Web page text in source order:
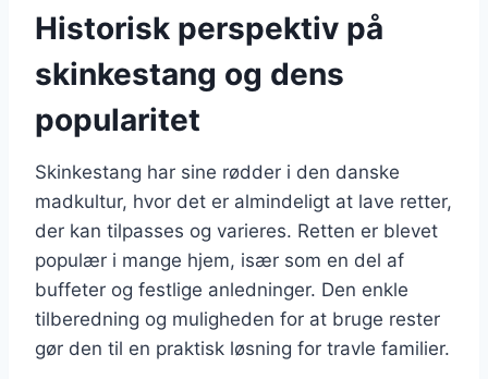
Historisk perspektiv på
skinkestang og dens
popularitet
Skinkestang har sine rødder i den danske
madkultur, hvor det er almindeligt at lave retter,
der kan tilpasses og varieres. Retten er blevet
populær i mange hjem, især som en del af
buffeter og festlige anledninger. Den enkle
tilberedning og muligheden for at bruge rester
gør den til en praktisk løsning for travle familier.